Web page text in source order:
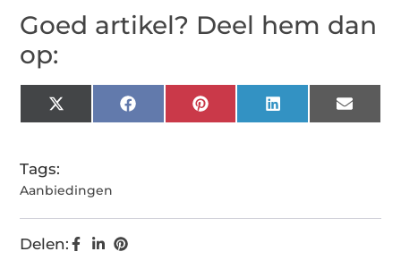
Goed artikel? Deel hem dan
op:
X
(Twitter)
FacebookPinterestLinkedIn Email
Tags:
Aanbiedingen
Delen: